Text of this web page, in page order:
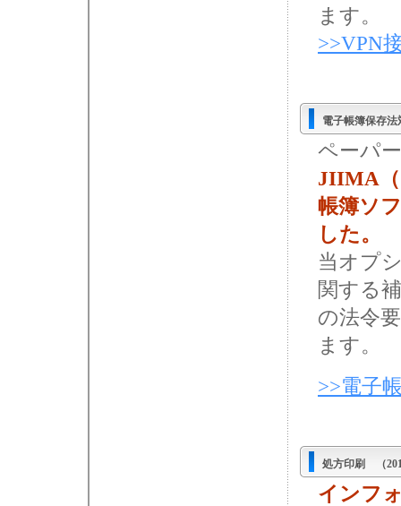
ます。
>>VPN
電子帳簿保存
ペーパ
JIIMA（
帳簿ソ
した。
当オプ
関する
の法令
ます。
>>電子
処方印刷 （
インフ